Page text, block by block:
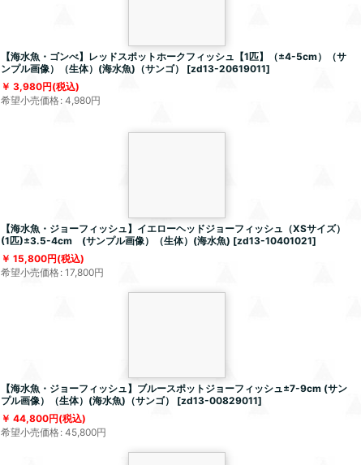
【海水魚・ゴンべ】レッドスポットホークフィッシュ【1匹】（±4-5cm）（サ
ンプル画像）（生体）(海水魚)（サンゴ）
[zd13-20619011]
3,980円(税込)
希望小売価格: 4,980円
【海水魚・ジョーフィッシュ】イエローヘッドジョーフィッシュ（XSサイズ）
(1匹)±3.5-4cm (サンプル画像）（生体）(海水魚) [zd13-10401021]
15,800円(税込)
希望小売価格: 17,800円
【海水魚・ジョーフィッシュ】ブルースポットジョーフィッシュ±7-9cm (サン
プル画像）（生体）(海水魚)（サンゴ）
[zd13-00829011]
44,800円(税込)
希望小売価格: 45,800円